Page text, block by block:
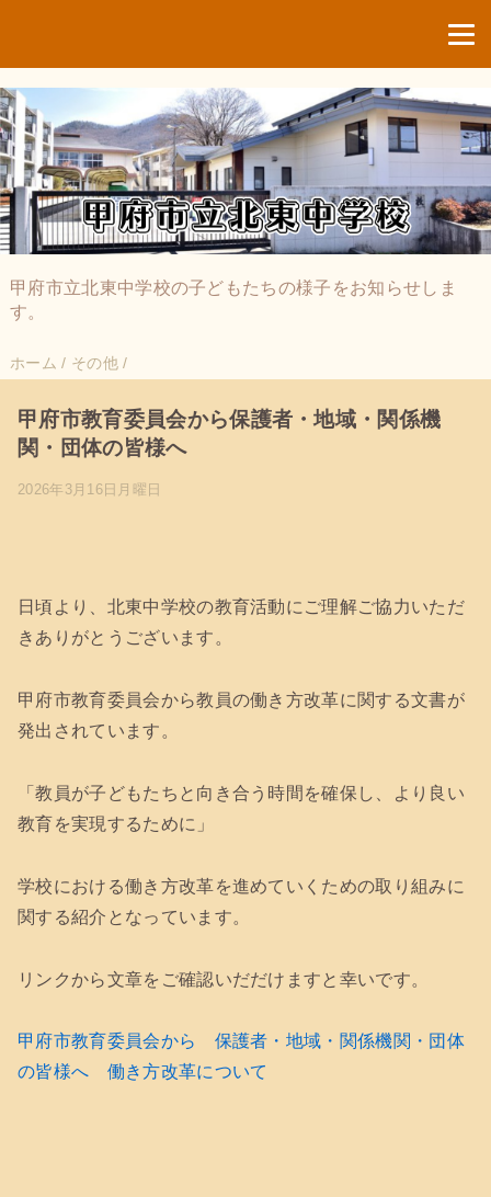
甲府市立北東中学校の子どもたちの様子をお知らせしま
す。
ホーム / その他/
甲府市教育委員会から保護者・地域・関係機
関・団体の皆様へ
2026年3月16日月曜日
日頃より、北東中学校の教育活動にご理解ご協力いただ
きありがとうございます。
甲府市教育委員会から教員の働き方改革に関する文書が
発出されています。
「教員が子どもたちと向き合う時間を確保し、より良い
教育を実現するために」
学校における働き方改革を進めていくための取り組みに
関する紹介となっています。
リンクから文章をご確認いだだけますと幸いです。
甲府市教育委員会から 保護者・地域・関係機関・団体
の皆様へ 働き方改革について